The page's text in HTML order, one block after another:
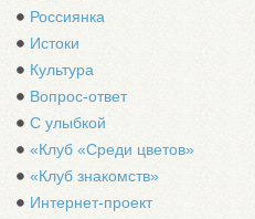
Россиянка
Истоки
Культура
Вопрос-ответ
С улыбкой
«Клуб «Среди цветов»
«Клуб знакомств»
Интернет-проект